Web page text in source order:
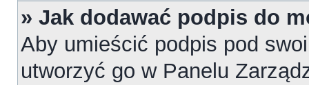
» Jak dodawać podpis do
Aby umieścić podpis pod
utworzyć go w Panelu